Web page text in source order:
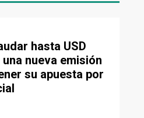
hasta USD
nueva emisión
su apuesta por